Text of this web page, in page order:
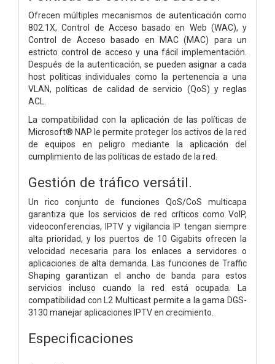
Ofrecen múltiples mecanismos de autenticación como
802.1X, Control de Acceso basado en Web (WAC), y
Control de Acceso basado en MAC (MAC) para un
estricto control de acceso y una fácil implementación.
Después de la autenticación, se pueden asignar a cada
host políticas individuales como la pertenencia a una
VLAN, políticas de calidad de servicio (QoS) y reglas
ACL.
La compatibilidad con la aplicación de las políticas de
Microsoft® NAP le permite proteger los activos de la red
de equipos en peligro mediante la aplicación del
cumplimiento de las políticas de estado de la red.
Gestión de tráfico versátil.
Un rico conjunto de funciones QoS/CoS multicapa
garantiza que los servicios de red críticos como VoIP,
videoconferencias, IPTV y vigilancia IP tengan siempre
alta prioridad, y los puertos de 10 Gigabits ofrecen la
velocidad necesaria para los enlaces a servidores o
aplicaciones de alta demanda. Las funciones de Traffic
Shaping garantizan el ancho de banda para estos
servicios incluso cuando la red está ocupada. La
compatibilidad con L2 Multicast permite a la gama DGS-
3130 manejar aplicaciones IPTV en crecimiento.
Especificaciones